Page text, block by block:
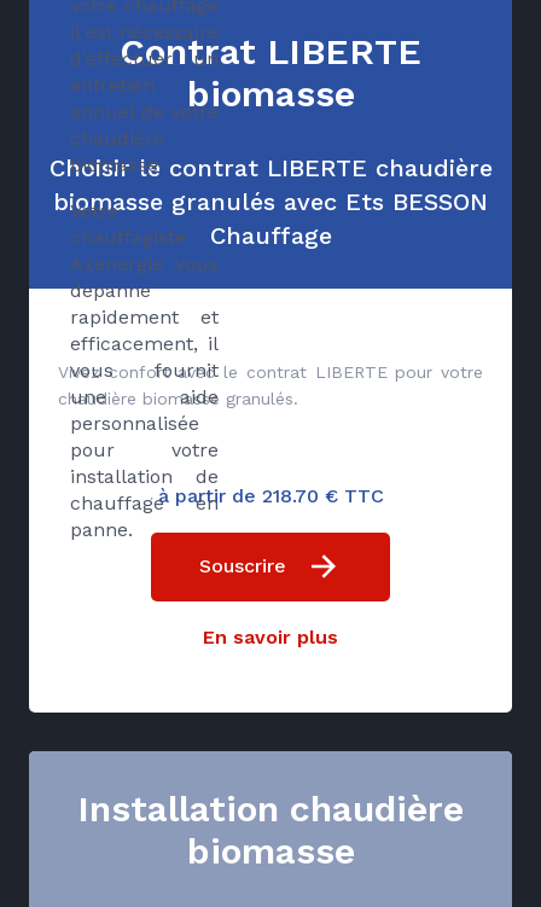
votre chauffage
il est nécessaire
d’effectuer un
entretien
annuel de votre
chaudière
biomasse.
Votre
chauffagiste
Axenergie vous
dépanne
rapidement et
efficacement, il
vous fournit
une aide
personnalisée
pour votre
installation de
chauffage en
panne.
Contrat LIBERTE
biomasse
Choisir le contrat LIBERTE chaudière
biomasse granulés avec Ets BESSON
Chauffage
Vivez confort avec le contrat LIBERTE pour votre
chaudière biomasse granulés.
à partir de 218.70 € TTC
Souscrire
En savoir plus
Installation chaudière
biomasse